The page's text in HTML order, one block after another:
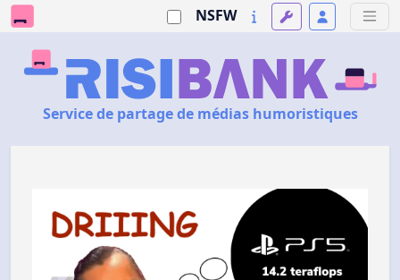
NSFW
Service de partage de médias humoristiques